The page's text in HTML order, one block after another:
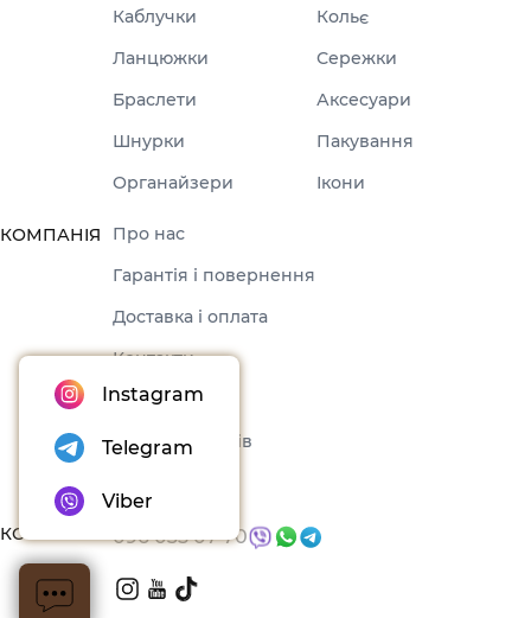
Каблучки
Кольє
Ланцюжки
Сережки
Браслети
Аксесуари
Шнурки
Пакування
Органайзери
Ікони
КОМПАНІЯ
Про нас
Гарантія і повернення
Доставка і оплата
Контакти
Оферта
Набори товарів
КОНТАКТИ 096 035 07 70
Instagram
Telegram
Viber